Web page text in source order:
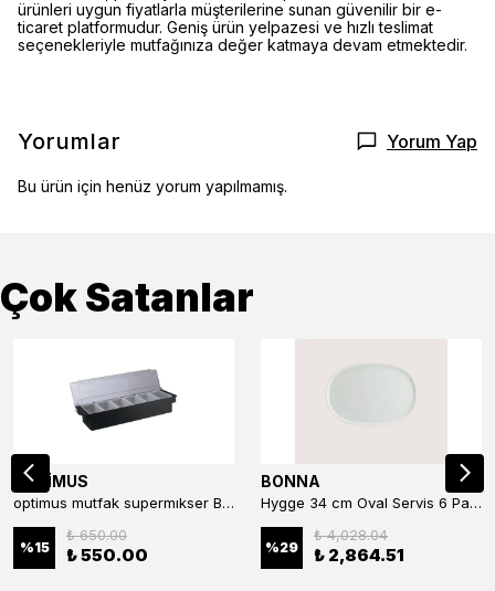
ürünleri uygun fiyatlarla müşterilerine sunan güvenilir bir e-
ticaret platformudur. Geniş ürün yelpazesi ve hızlı teslimat
seçenekleriyle mutfağınıza değer katmaya devam etmektedir.
Yorumlar Yorum Yap
Bu ürün için henüz yorum yapılmamış.
Çok Satanlar
OPTİMUS
optimus mutfak supermıkser Bar Konteyner 6'lı 50×16×9 cm Kapaklı Polikarbon Organizer Bar & Kafe
%15
₺ 650.00
₺ 550.00
BONNA
Hygge 34 cm Oval Servis 6 Parça
%29
₺ 4,028.04
₺ 2,864.51